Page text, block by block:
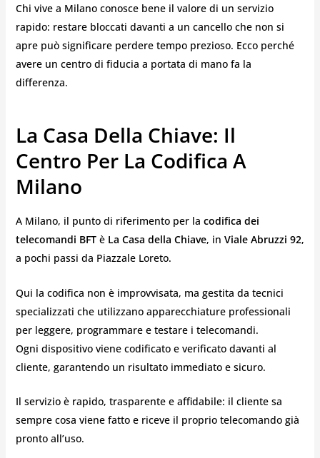
Chi vive a Milano conosce bene il valore di un servizio
rapido: restare bloccati davanti a un cancello che non si
apre può significare perdere tempo prezioso. Ecco perché
avere un centro di fiducia a portata di mano fa la
differenza.
La Casa Della Chiave: Il
Centro Per La Codifica A
Milano
A Milano, il punto di riferimento per la codifica dei
telecomandi BFTè La Casa della Chiave, in Viale Abruzzi 92,
a pochi passi da Piazzale Loreto.
Qui la codifica non è improvvisata, ma gestita da tecnici
specializzati che utilizzano apparecchiature professionali
per leggere, programmare e testare i telecomandi.
Ogni dispositivo viene codificato e verificato davanti al
cliente, garantendo un risultato immediato e sicuro.
Il servizio è rapido, trasparente e affidabile: il cliente sa
sempre cosa viene fatto e riceve il proprio telecomando già
pronto all’uso.